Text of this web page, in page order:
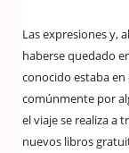
Las expresiones y,
haberse quedado
conocido estaba
comúnmente por
el viaje se realiza a
nuevos libros